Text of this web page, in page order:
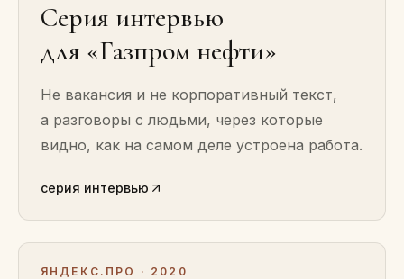
Серия интервью
для «Газпром нефти»
Не вакансия и не корпоративный текст,
а разговоры с людьми, через которые
видно, как на самом деле устроена работа.
серия интервью
ЯНДЕКС.ПРО · 2020